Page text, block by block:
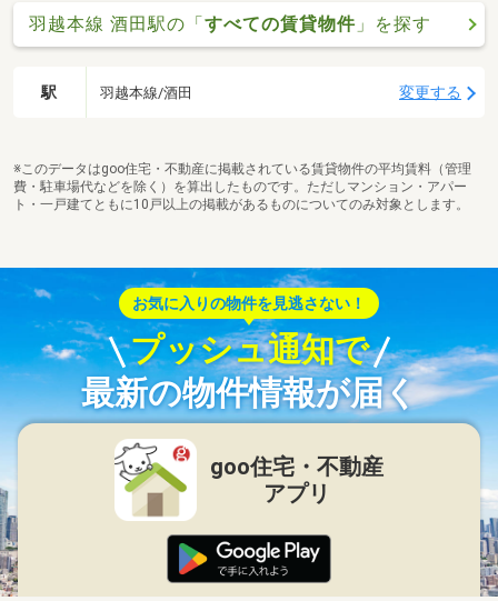
羽越本線 酒田駅の「すべての賃貸物件 」を探す
駅 羽越本線/酒田 変更する
※このデータはgoo住宅・不動産に掲載されている賃貸物件の平均賃料（管理
費・駐車場代などを除く）を算出したものです。ただしマンション・アパー
ト・一戸建てともに10戸以上の掲載があるものについてのみ対象とします。
お気に入りの物件を見逃さない！
プッシュ通知で
最新の物件情報が届く
goo住宅・不動産
アプリ